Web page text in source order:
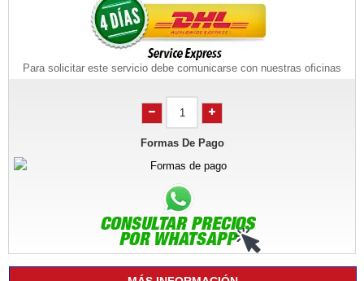
Para solicitar este servicio debe comunicarse con nuestras oficinas
Formas De Pago